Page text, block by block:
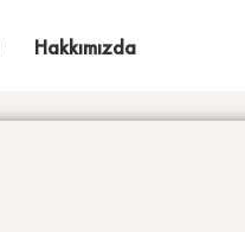
Hakkımızda